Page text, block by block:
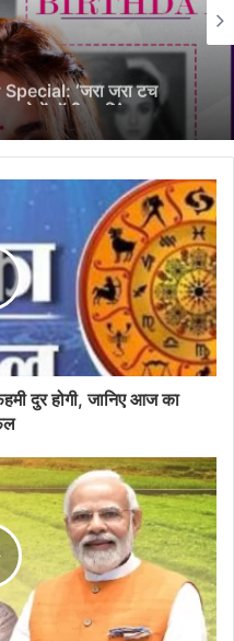
‘जरा जरा टच
देखें बॉलीवुड सिंगर
की लिस्ट
दुर होगी, जानिए आज का